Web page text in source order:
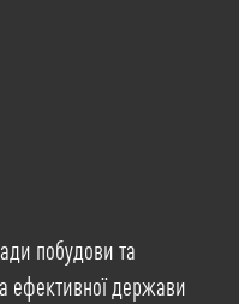
побудови та
ефективної держави